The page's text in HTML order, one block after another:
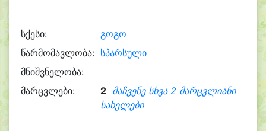
სქესი:
გოგო
წარმომავლობა: სპარსული
მნიშვნელობა:
მარცვლები:
2 მაჩვენე სხვა 2 მარცვლიანი
სახელები